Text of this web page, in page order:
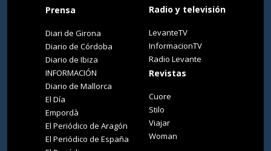
Prensa
Diari de Girona
Diario de Córdoba
Diario de Ibiza
INFORMACIÓN
Diario de Mallorca
El Día
Empordà
El Periódico de Aragón
El Periódico de España
Radio y televisión
LevanteTV
InformacionTV
Radio Levante
Revistas
Cuore
Stilo
Viajar
Woman